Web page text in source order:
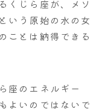
くじら座が、メソ
いう原始の水の女
ことは納得できる
座のエネルギー
よいのではないで